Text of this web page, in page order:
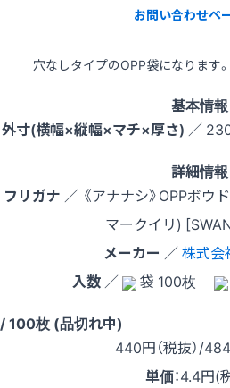
お問い合わせペ
穴なしタイプのOPP袋になります
基本情報
外寸(横幅×縦幅×マチ×厚さ) ／
詳細情報
フリガナ ／ 《アナナシ》OPPボウ
マークイリ)
メーカー ／株式会
入数 ／ 袋 100枚
100枚 (品切れ中)
440円（税抜）/
単価：4.4円(